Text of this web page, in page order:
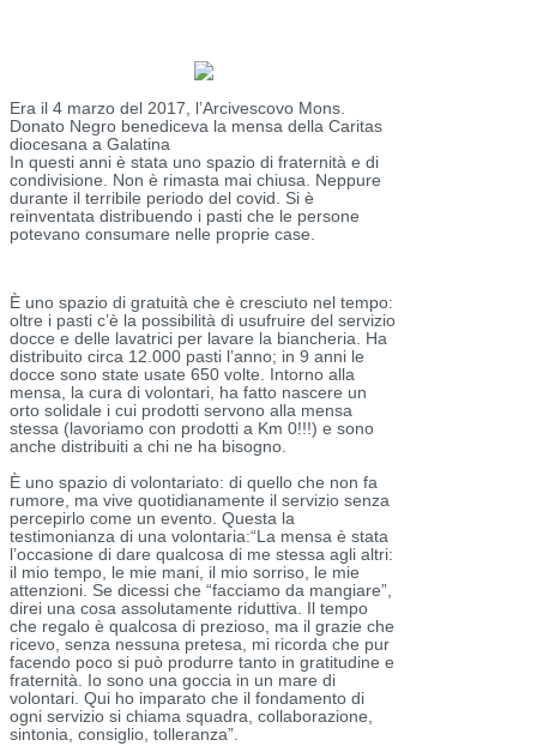
Era il 4 marzo del 2017, l’Arcivescovo Mons.
Donato Negro benediceva la mensa della Caritas
diocesana a Galatina
In questi anni è stata uno spazio di fraternità e di
condivisione. Non è rimasta mai chiusa. Neppure
durante il terribile periodo del covid. Si è
reinventata distribuendo i pasti che le persone
potevano consumare nelle proprie case.
È uno spazio di gratuità che è cresciuto nel tempo:
oltre i pasti c’è la possibilità di usufruire del servizio
docce e delle lavatrici per lavare la biancheria. Ha
distribuito circa 12.000 pasti l’anno; in 9 anni le
docce sono state usate 650 volte. Intorno alla
mensa, la cura di volontari, ha fatto nascere un
orto solidale i cui prodotti servono alla mensa
stessa (lavoriamo con prodotti a Km 0!!!) e sono
anche distribuiti a chi ne ha bisogno.
È uno spazio di volontariato: di quello che non fa
rumore, ma vive quotidianamente il servizio senza
percepirlo come un evento. Questa la
testimonianza di una volontaria:“La mensa è stata
l’occasione di dare qualcosa di me stessa agli altri:
il mio tempo, le mie mani, il mio sorriso, le mie
attenzioni. Se dicessi che “facciamo da mangiare”,
direi una cosa assolutamente riduttiva. Il tempo
che regalo è qualcosa di prezioso, ma il grazie che
ricevo, senza nessuna pretesa, mi ricorda che pur
facendo poco si può produrre tanto in gratitudine e
fraternità. Io sono una goccia in un mare di
volontari. Qui ho imparato che il fondamento di
ogni servizio si chiama squadra, collaborazione,
sintonia, consiglio, tolleranza”.